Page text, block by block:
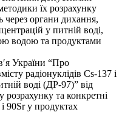
їх розрахунку
органи дихання,
у питній воді,
водою та продуктами
України “Про
радіонуклідів Cs-137 і
воді (ДР-97)” від
та конкретні
90Sr у продуктах